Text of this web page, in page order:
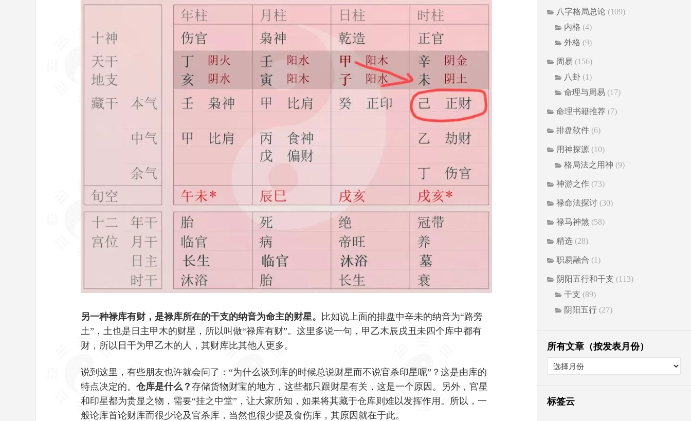
另一种禄库有财，是禄库所在的干支的纳音为命主的财星。
比如说上面的排盘中辛未的纳音为“路旁
土”，土也是日主甲木的财星，所以叫做“禄库有财”。这里多说一句，甲乙木辰戌丑未四个库中都有
财，所以日干为甲乙木的人，其财库比其他人更多。
说到这里，有些朋友也许就会问了：“为什么谈到库的时候总说财星而不说官杀印星呢”？这是由库的
特点决定的。 仓库是什么？ 存储货物财宝的地方，这些都只跟财星有关，这是一个原因。另外，官星
和印星都为贵显之物，需要“挂之中堂”，让大家所知，如果将其藏于仓库则难以发挥作用。所以，一
般论库首论财库而很少论及官杀库，当然也很少提及食伤库，其原因就在于此。
八字格局总论 (109)
内格 (4)
外格 (9)
周易 (156)
八卦 (1)
命理与周易 (17)
命理书籍推荐 (7)
排盘软件 (6)
用神探源 (10)
格局法之用神 (9)
神游之作 (73)
禄命法探讨 (30)
禄马神煞 (58)
精选 (28)
职易融合 (1)
阴阳五行和干支 (113)
干支 (89)
阴阳五行 (27)
所有文章（按发表月份）
标签云